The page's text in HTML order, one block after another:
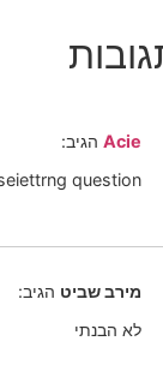
Acie הגיב:
question
מירב שביט הגיב:
לא הבנתי